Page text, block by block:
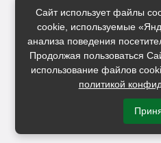
Реклама. Информация о
Политика в отношении
Расскажи
Сайт использует файлы
cookie, используемые
анализа поведения
Продолжая пользоваться
использование файлов
политикой